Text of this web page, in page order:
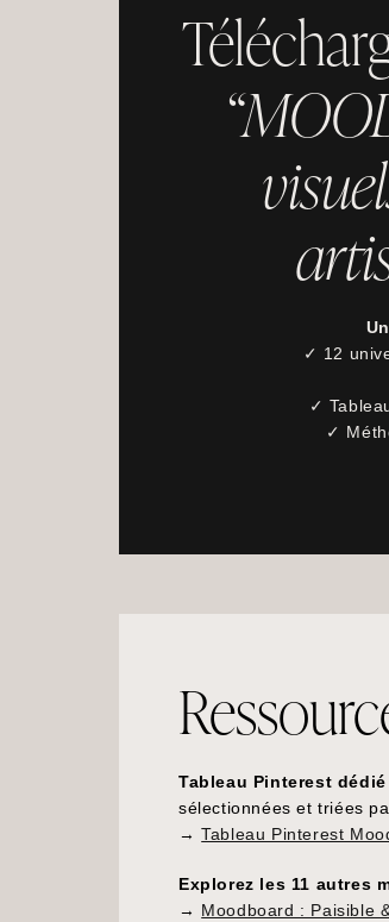
✓ 12
✓
✓
Tableau Pinterest dédié
sélectionnées et triées
→Tableau Pinterest
Explorez les 11 autres
→ Moodboard : Paisible